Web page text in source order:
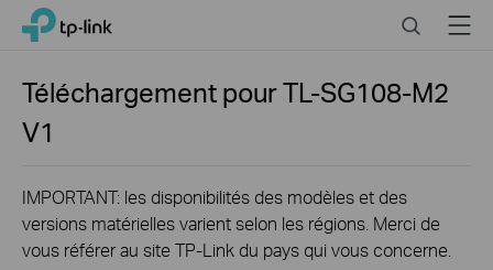
Click
the
navigation
TP-Link, Reliably Smart SearchMenu
Téléchargement pourTL-SG108-M2
V1
IMPORTANT: les disponibilités des modèles et des
versions matérielles varient selon les régions. Merci de
vous référer au site TP-Link du pays qui vous concerne.